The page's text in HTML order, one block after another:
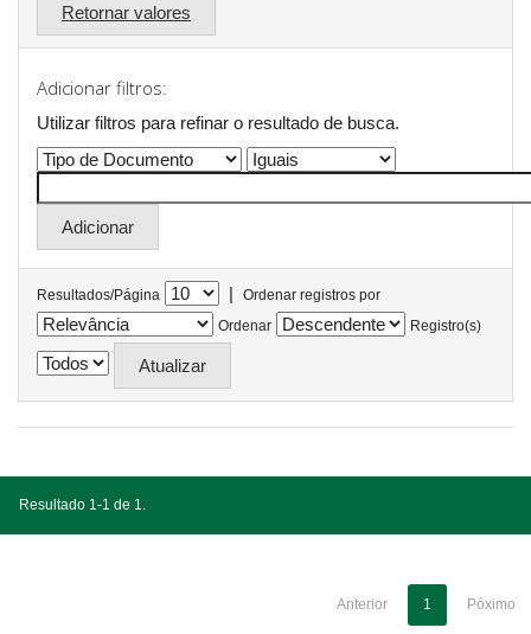
Retornar valores
Adicionar filtros:
Utilizar filtros para refinar o resultado de busca.
Resultados/Página |
Ordenar registros por
Ordenar
Registro(s)
Resultado 1-1 de 1.
Anterior 1 Póximo